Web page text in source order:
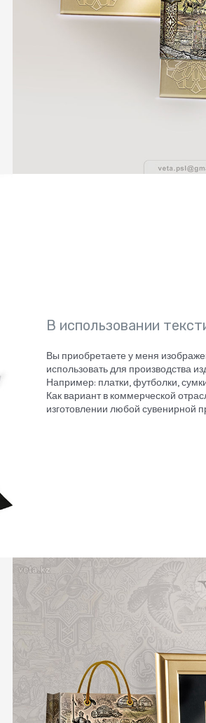
В использовании
Вы приобретаете у меня
использовать для производства
Например: платки, футболки,
Как вариант в коммерческой
изготовлении любой сувенирной